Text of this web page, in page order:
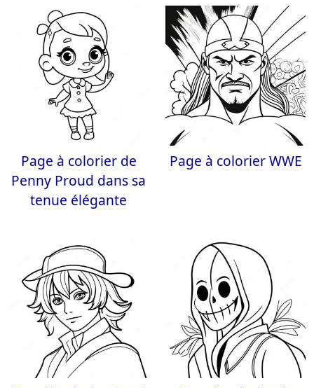
Page à colorier de
Penny Proud dans sa
tenue élégante
Page à colorier WWE